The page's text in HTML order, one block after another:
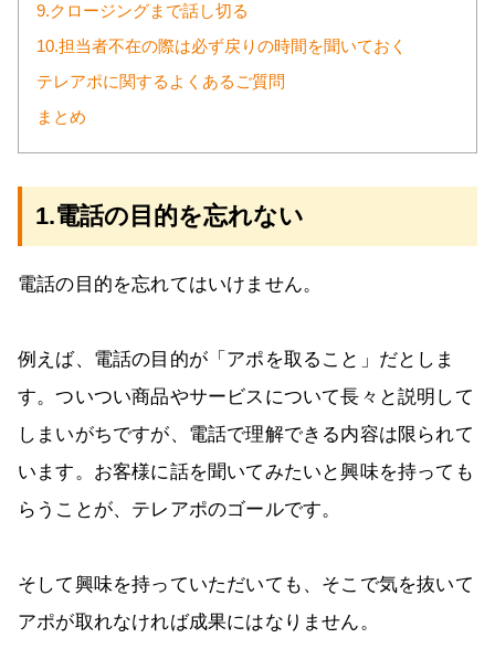
9.クロージングまで話し切る
10.担当者不在の際は必ず戻りの時間を聞いておく
テレアポに関するよくあるご質問
まとめ
1.電話の目的を忘れない
電話の目的を忘れてはいけません。
例えば、電話の目的が「アポを取ること」だとしま
す。ついつい商品やサービスについて長々と説明して
しまいがちですが、電話で理解できる内容は限られて
います。お客様に話を聞いてみたいと興味を持っても
らうことが、テレアポのゴールです。
そして興味を持っていただいても、そこで気を抜いて
アポが取れなければ成果にはなりません。